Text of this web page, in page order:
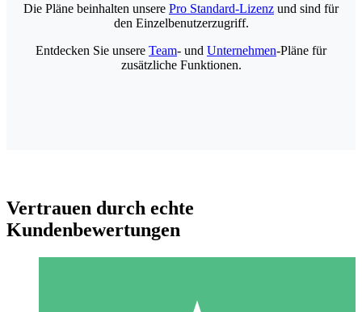
Die Pläne beinhalten unsere Pro Standard-Lizenz und sind für
den Einzelbenutzerzugriff.
Entdecken Sie unsere Team- und Unternehmen-Pläne für
zusätzliche Funktionen.
Vertrauen durch echte
Kundenbewertungen